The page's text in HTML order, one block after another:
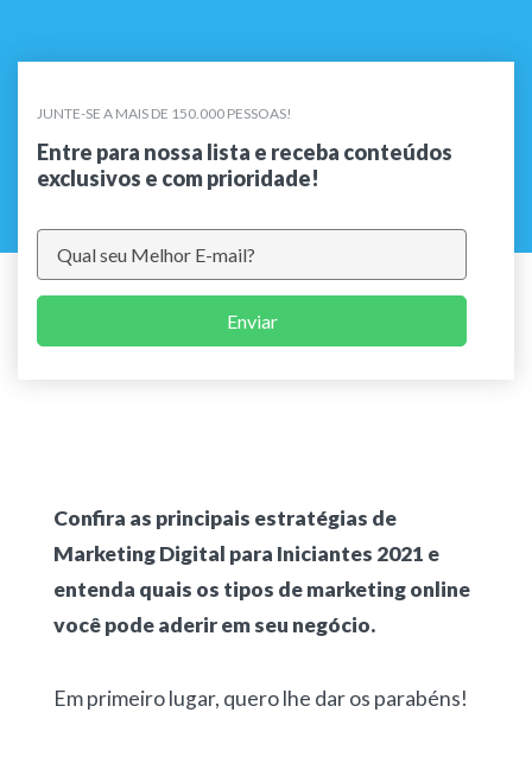
JUNTE-SE A MAIS DE 150.000 PESSOAS!
Entre para nossa lista e receba conteúdos
exclusivos e com prioridade!
Enviar
Confira as principais estratégias de
Marketing Digital para Iniciantes 2021 e
entenda quais os tipos de marketing online
você pode aderir em seu negócio.
Em primeiro lugar, quero lhe dar os parabéns!